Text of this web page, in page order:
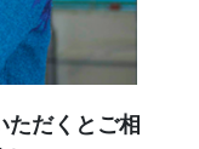
ただくとご相